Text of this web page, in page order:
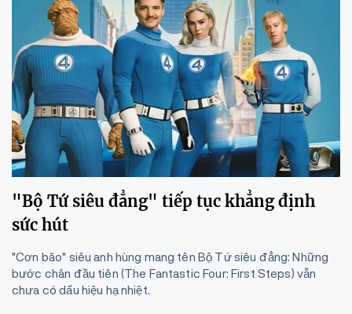
"Bộ Tứ siêu đẳng" tiếp tục khẳng định
sức hút
"Cơn bão" siêu anh hùng mang tên Bộ Tứ siêu đẳng: Những
bước chân đầu tiên (The Fantastic Four: First Steps) vẫn
chưa có dấu hiệu hạ nhiệt.